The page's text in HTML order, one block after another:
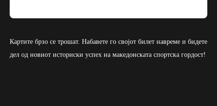
Картите брзо се трошат. Набавете го својот билет навреме и бидете
дел од новиот историски успех на македонската спортска гордост!